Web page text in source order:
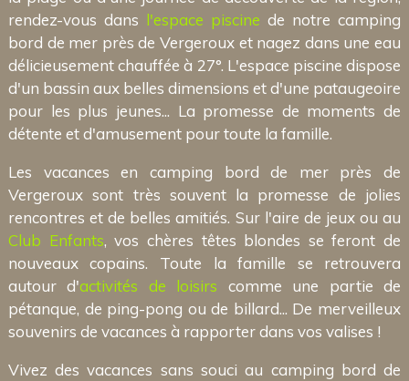
rendez-vous dans l'espace piscine de notre camping
bord de mer près de Vergeroux et nagez dans une eau
délicieusement chauffée à 27°. L'espace piscine dispose
d'un bassin aux belles dimensions et d'une pataugeoire
pour les plus jeunes... La promesse de moments de
détente et d'amusement pour toute la famille.
Les vacances en camping bord de mer près de
Vergeroux sont très souvent la promesse de jolies
rencontres et de belles amitiés. Sur l'aire de jeux ou au
Club Enfants, vos chères têtes blondes se feront de
nouveaux copains. Toute la famille se retrouvera
autour d'activités de loisirs comme une partie de
pétanque, de ping-pong ou de billard... De merveilleux
souvenirs de vacances à rapporter dans vos valises !
Vivez des vacances sans souci au camping bord de